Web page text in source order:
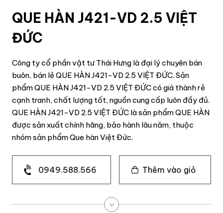
QUE HÀN J421-VD 2.5 VIỆT
ĐỨC
Công ty cổ phần vật tư Thái Hưng là đại lý chuyên bán
buôn, bán lẻ QUE HÀN J421-VD 2.5 VIỆT ĐỨC. Sản
phẩm QUE HÀN J421-VD 2.5 VIỆT ĐỨC có giá thành rẻ
cạnh tranh, chất lượng tốt, nguồn cung cấp luôn đầy đủ.
QUE HÀN J421-VD 2.5 VIỆT ĐỨC là sản phẩm QUE HÀN
được sản xuất chính hãng, bảo hành lâu năm, thuộc
nhóm sản phẩm Que hàn Việt Đức.
0949.588.566 Thêm vào giỏ